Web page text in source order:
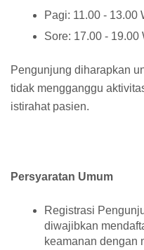
Pagi: 11.00 - 13.00
Sore: 17.00 - 19.00
Pengunjung diharapkan
tidak mengganggu
istirahat pasien.
Persyaratan Umum
Registrasi
diwajibkan
keamanan dengan